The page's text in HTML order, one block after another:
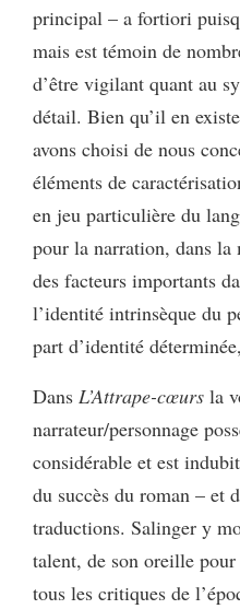
principal – a fortiori
mais est témoin de
d’être vigilant quant au
détail. Bien qu’il en
avons choisi de nous
éléments de
en jeu particulière du
pour la narration, dans la
des facteurs importants
l’identité intrinsèque du
part d’identité
Dans L’Attrape-cœurs la
narrateur/personnage
considérable et est
du succès du roman – et
traductions. Salinger y
talent, de son oreille
tous les critiques de